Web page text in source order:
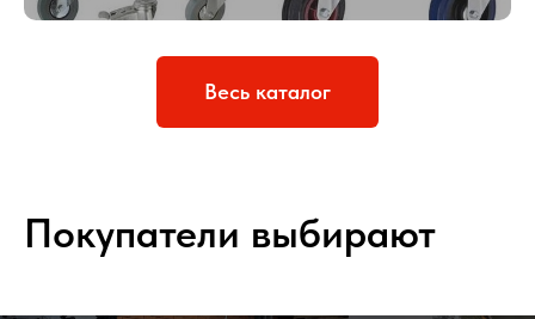
Весь каталог
Покупатели выбирают